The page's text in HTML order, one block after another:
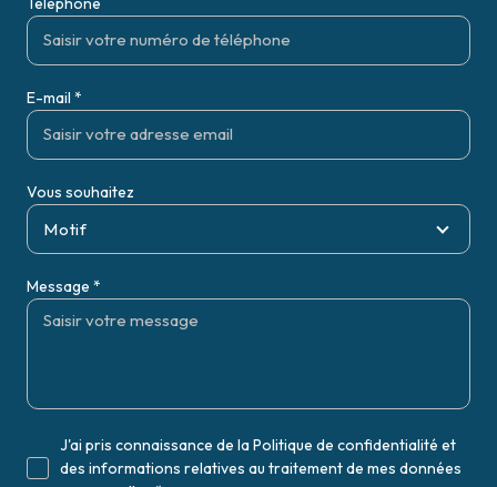
E-mail *
Vous souhaitez
Motif
Message *
J'ai pris connaissance de la Politique de confidentialité et
des informations relatives au traitement de mes données